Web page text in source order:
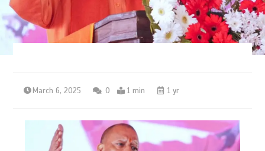
March 6, 2025 0 1 min 1 yr